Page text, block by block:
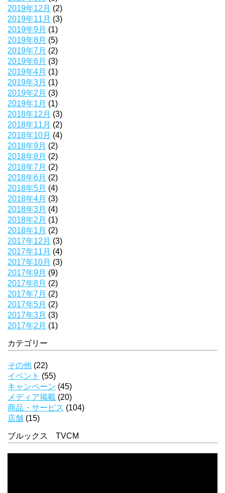
2019年12月 (2)
2019年11月 (3)
2019年9月 (1)
2019年8月 (5)
2019年7月 (2)
2019年6月 (3)
2019年4月 (1)
2019年3月 (1)
2019年2月 (3)
2019年1月 (1)
2018年12月 (3)
2018年11月 (2)
2018年10月 (4)
2018年9月 (2)
2018年8月 (2)
2018年7月 (2)
2018年6月 (2)
2018年5月 (4)
2018年4月 (3)
2018年3月 (4)
2018年2月 (1)
2018年1月 (2)
2017年12月 (3)
2017年11月 (4)
2017年10月 (3)
2017年9月 (9)
2017年8月 (2)
2017年7月 (2)
2017年5月 (2)
2017年3月 (3)
2017年2月 (1)
カテゴリー
その他 (22)
イベント (55)
キャンペーン (45)
メディア掲載 (20)
商品・サービス (104)
店舗 (15)
ブルックス TVCM